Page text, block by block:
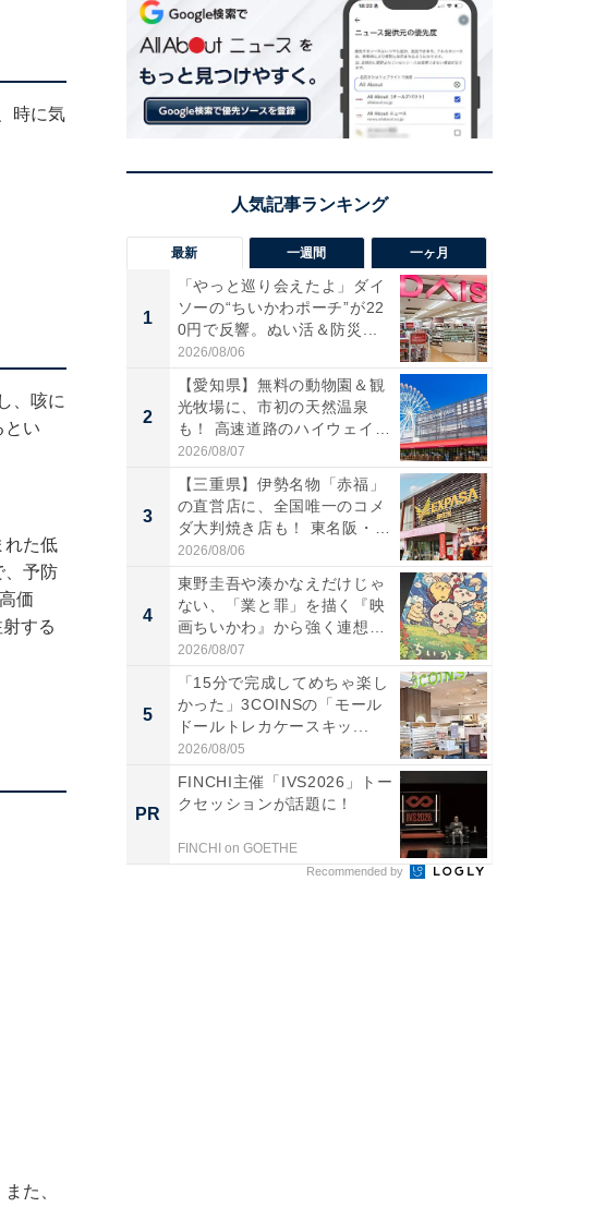
時に気
、咳に
とい
れた低
、予防
価
する
た、
最新 一週間 一ヶ月
1
「やっと巡り会えたよ」ダイ
ソーの“ちいかわポーチ”が22
0円で反響。ぬい活＆防災...
2026/08/06
2
【愛知県】無料の動物園＆観
光牧場に、市初の天然温泉
も！ 高速道路のハイウェイオ
ア...
2026/08/07
3
【三重県】伊勢名物「赤福」
の直営店に、全国唯一のコメ
ダ大判焼き店も！ 東名阪・
伊...
2026/08/06
4
東野圭吾や湊かなえだけじゃ
ない、「業と罪」を描く『映
画ちいかわ』から強く連想し
た...
2026/08/07
5
「15分で完成してめちゃ楽し
かった」3COINSの「モール
ドールトレカケースキッ...
2026/08/05
PR
FINCHI主催「IVS2026」トー
クセッションが話題に！
FINCHI on GOETHE
Recommended by